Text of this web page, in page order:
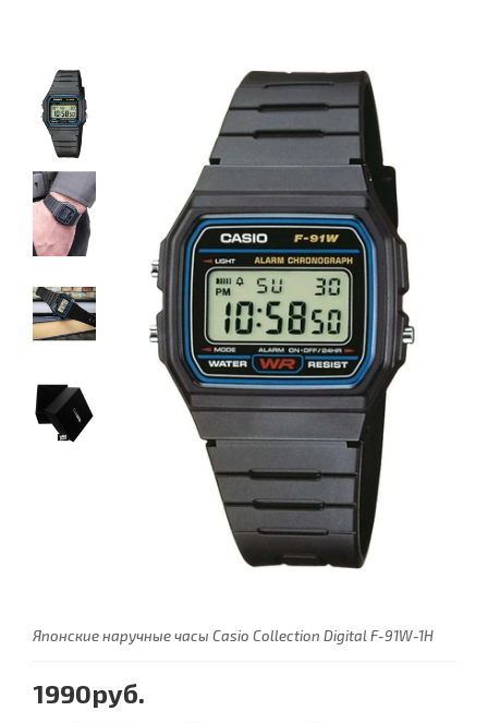
Японские наручные часы Casio Collection Digital F-91W-1H
1990руб.